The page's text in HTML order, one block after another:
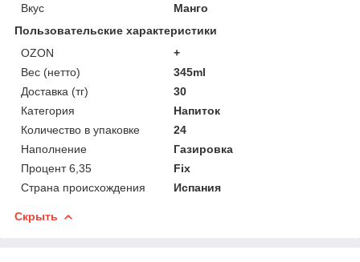
Вкус
Манго
Пользовательские характеристики
OZON
+
Вес (нетто)
345ml
Доставка (тг)
30
Категория
Напиток
Количество в упаковке
24
Наполнение
Газировка
Процент 6,35
Fix
Страна происхождения
Испания
Скрыть